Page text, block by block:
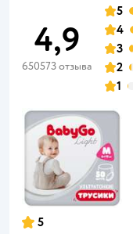
4,9
650573 отзыва
5
4
3
2
1
5